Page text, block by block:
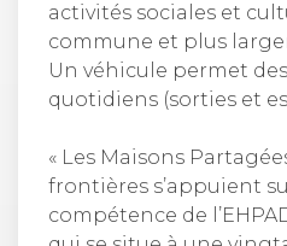
activités sociales et
commune et plus
Un véhicule permet
quotidiens (sorties et
« Les Maisons
frontières s’appuient
compétence de